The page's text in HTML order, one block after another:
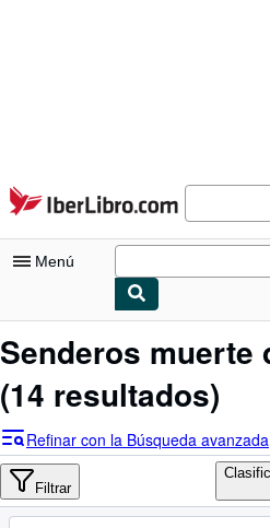
Pasar al contenido principal
IberLibro.com
Menú
Mi cuenta
Búsqueda avanzada
Colecciones
Senderos muerte
(14 resultados)
Refinar con la Búsqueda avanzada
Filtrar